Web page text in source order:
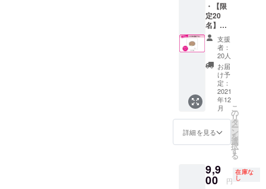
す。 消
費税と
送料を
含んだ
金額で
す。
・【限
定20
名】イ
ラスト
原画 こ
ちらは
単品の
リター
ンで
す。 画
像はイ
メージ
です。
消費税
と送料
です。
支援
者：
20人
お届
け予
定：
2021
年12
月
詳細を見る
こ
の
リ
タ
ー
ン
を
選
択
す
る
9,9
00 円
在庫な
し